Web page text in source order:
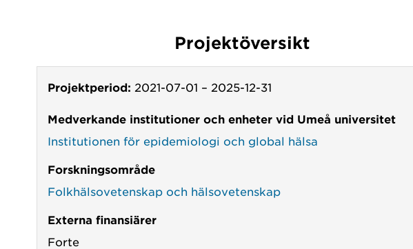
Projektöversikt
Projektperiod: 2021-07-01 – 2025-12-31
Medverkande institutioner och enheter vid Umeå universitet
Institutionen för epidemiologi och global hälsa
Forskningsområde
Folkhälsovetenskap och hälsovetenskap
Externa finansiärer
Forte